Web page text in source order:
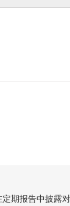
期报告中披露对